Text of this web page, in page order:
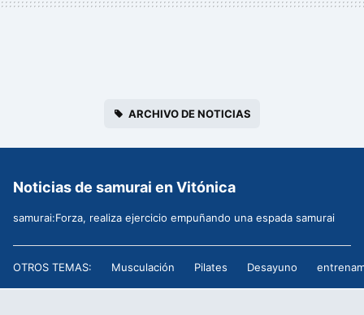
ARCHIVO DE NOTICIAS
Noticias de samurai en Vitónica
samurai:Forza, realiza ejercicio empuñando una espada samurai
OTROS TEMAS: Musculación Pilates Desayuno